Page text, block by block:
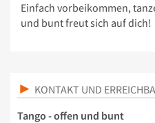
Einfach vorbeikommen,
und bunt freut sich auf dich!
KONTAKT UND
Tango - offen und bunt